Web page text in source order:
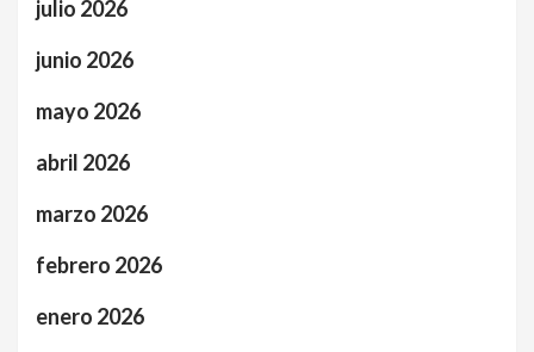
julio 2026
junio 2026
mayo 2026
abril 2026
marzo 2026
febrero 2026
enero 2026